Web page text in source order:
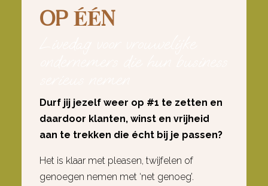
OP ÉÉN
Durf jij jezelf weer op #1 te zetten en
daardoor klanten, winst en vrijheid
aan te trekken die écht bij je passen?
Het is klaar met pleasen, twijfelen of
genoegen nemen met ‘net genoeg’.